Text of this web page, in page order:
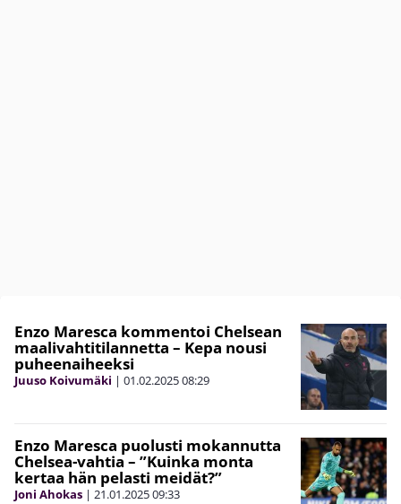
Enzo Maresca kommentoi Chelsean
maalivahtitilannetta – Kepa nousi
puheenaiheeksi
Juuso Koivumäki | 01.02.202508:29
Enzo Maresca puolusti mokannutta
Chelsea-vahtia – ”Kuinka monta
kertaa hän pelasti meidät?”
Joni Ahokas | 21.01.202509:33